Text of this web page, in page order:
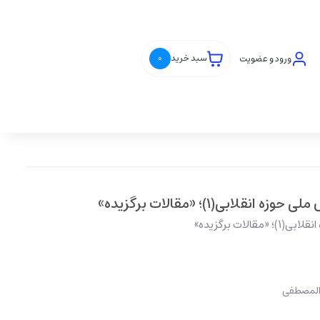
ورود و عضویت سبد خرید 0
«مقالات برگزیده»
برگزیده»
المصطفی